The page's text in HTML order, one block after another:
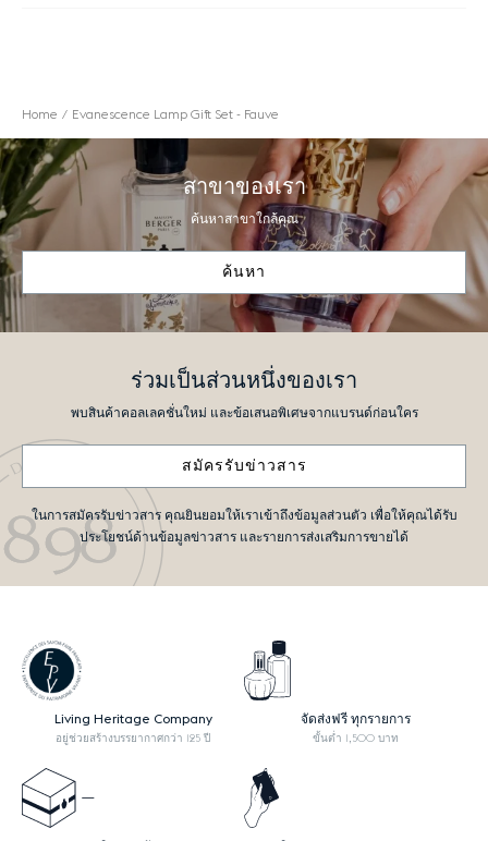
Home Evanescence Lamp Gift Set - Fauve
สาขาของเรา
ค้นหาสาขาใกล้คุณ
ค้นหา
ร่วมเป็นส่วนหนึ่งของเรา
พบสินค้าคอลเลคชั่นใหม่ และข้อเสนอพิเศษจากแบรนด์ก่อนใคร
สมัครรับข่าวสาร
ในการสมัครรับข่าวสาร คุณยินยอมให้เราเข้าถึงข้อมูลส่วนตัว เพื่อให้คุณได้รับ
ประโยชน์ด้านข้อมูลข่าวสาร และรายการส่งเสริมการขายได้
Living Heritage Company
อยู่ช่วยสร้างบรรยากาศกว่า 125 ปี
จัดส่งฟรี ทุกรายการ
ขั้นต่ำ 1,500 บาท